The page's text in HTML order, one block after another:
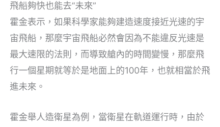
飛船夠快也能去“未來”
霍金表示，如果科學家能夠建造速度接近光速的宇
宙飛船，那麼宇宙飛船必然會因為不能違反光速是
最大速限的法則，而導致艙內的時間變慢，那麼飛
行一個星期就等於是地面上的100年，也就相當於飛
進未來。
霍金舉人造衛星為例，當衛星在軌道運行時，由於